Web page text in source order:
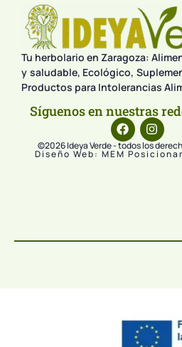
Tu herbolario en Zaragoza:
y saludable, Ecológico,
Productos para Intolerancias
Síguenos en nuestras
©2026 Ideya Verde - todos los
Diseño Web: MEM